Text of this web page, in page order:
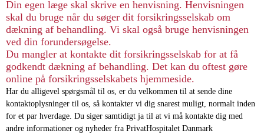
Din egen læge skal skrive en henvisning. Henvisningen
skal du bruge når du søger dit forsikringsselskab om
dækning af behandling. Vi skal også bruge henvisningen
ved din forundersøgelse.
Du mangler at kontakte dit forsikringsselskab for at få
godkendt dækning af behandling. Det kan du oftest gøre
online på forsikringsselskabets hjemmeside.
Har du alligevel spørgsmål til os, er du velkommen til at sende dine
kontaktoplysninger til os, så kontakter vi dig snarest muligt, normalt inden
for et par hverdage. Du siger samtidigt ja til at vi må kontakte dig med
andre informationer og nyheder fra PrivatHospitalet Danmark